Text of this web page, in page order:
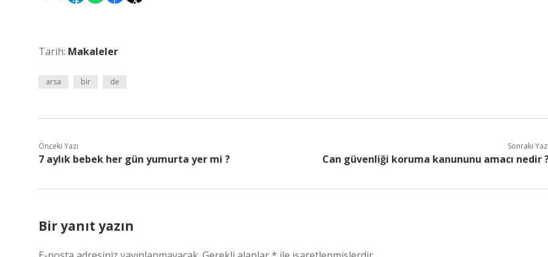
Tarih: Makaleler
arsa bir de
Önceki Yazı
7 aylık bebek her gün yumurta yer mi ?
Sonraki
Can güvenliği koruma kanununu amacı nedir
Bir yanıt yazın